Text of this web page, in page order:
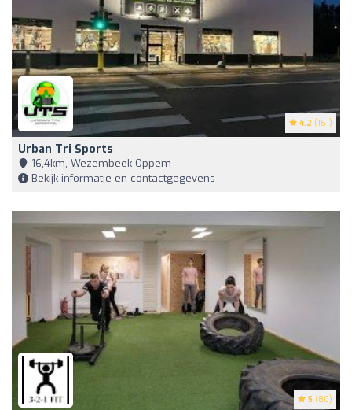
4.2 (161)
Urban Tri Sports
16,4km, Wezembeek-Oppem
Bekijk informatie en contactgegevens
5 (80)